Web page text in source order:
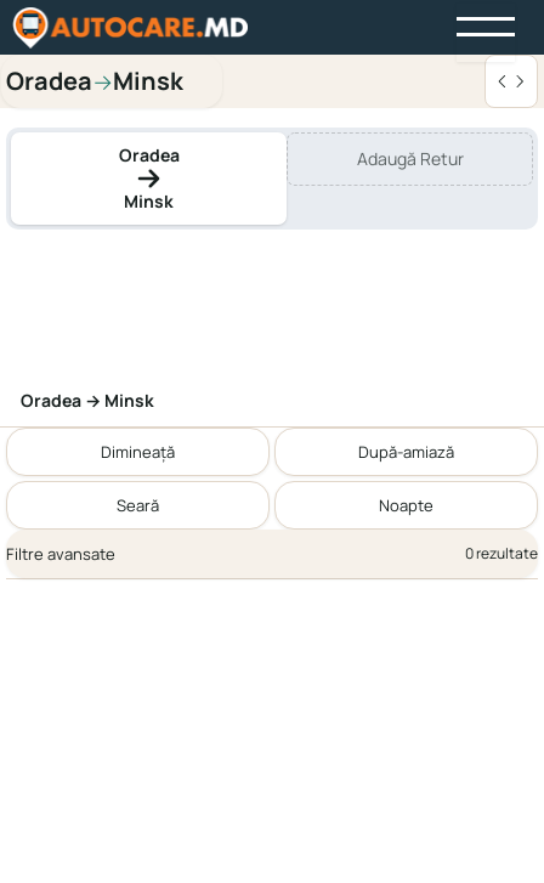
Oradea→Minsk
Oradea
Minsk
Adaugă Retur
Oradea → Minsk
Dimineață După-amiază
Seară Noapte
Filtre avansate 0 rezultate